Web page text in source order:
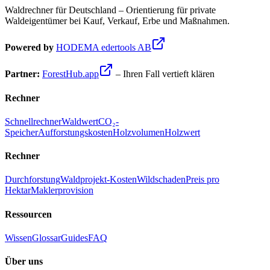
Waldrechner für Deutschland – Orientierung für private
Waldeigentümer bei Kauf, Verkauf, Erbe und Maßnahmen.
Powered by HODEMA edertools AB
Partner: ForestHub.app – Ihren Fall vertieft klären
Rechner
SchnellrechnerWaldwertCO₂-
SpeicherAufforstungskostenHolzvolumenHolzwert
Rechner
DurchforstungWaldprojekt-KostenWildschadenPreis pro
HektarMaklerprovision
Ressourcen
WissenGlossarGuidesFAQ
Über uns